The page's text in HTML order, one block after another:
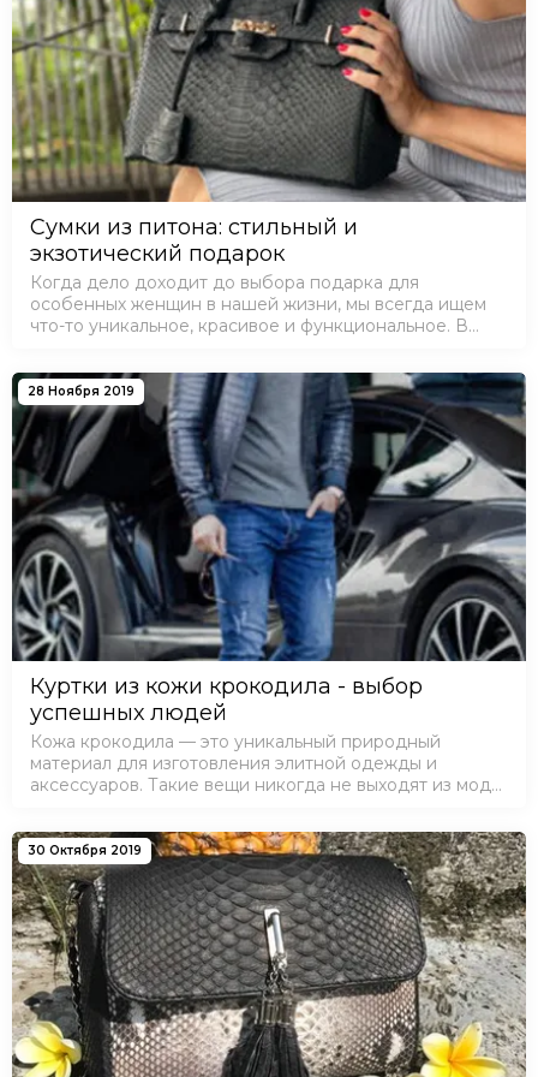
Сумки из питона: стильный и
экзотический подарок
Когда дело доходит до выбора подарка для
особенных женщин в нашей жизни, мы всегда ищем
что-то уникальное, красивое и функциональное. В
порадовать свою маму, жену, сестру, коллегу или…
28 Ноября 2019
Куртки из кожи крокодила - выбор
успешных людей
Кожа крокодила — это уникальный природный
материал для изготовления элитной одежды и
аксессуаров. Такие вещи никогда не выходят из моды,
эксклюзивный товар, покупатель делает н…
30 Октября 2019